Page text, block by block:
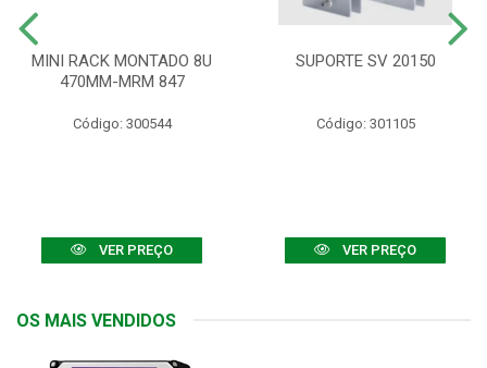
MINI RACK MONTADO 8U
470MM-MRM 847
Código: 300544
VER PREÇO
SUPORTE SV 20150
Código: 301105
VER PREÇO
OS MAIS VENDIDOS